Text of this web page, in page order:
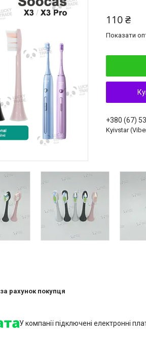
110 ₴
Показати
+380 (67)
Kyivstar
за рахунок покупця
У компанії підключені електронні